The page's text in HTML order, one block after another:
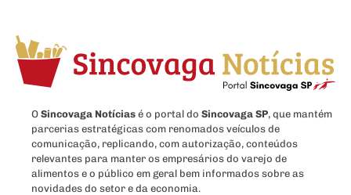
O Sincovaga Notícias é o portal do Sincovaga SP, que mantém
parcerias estratégicas com renomados veículos de
comunicação, replicando, com autorização, conteúdos
relevantes para manter os empresários do varejo de
alimentos e o público em geral bem informados sobre as
novidades do setor e da economia.